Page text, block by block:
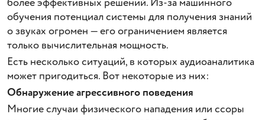
обучения потенциал системы для получения знаний
о звуках огромен — его ограничением является
только вычислительная мощность.
Есть несколько ситуаций, в которых аудиоаналитика
может пригодиться. Вот некоторые из них:
Обнаружение агрессивного поведения
Многие случаи физического нападения или ссоры